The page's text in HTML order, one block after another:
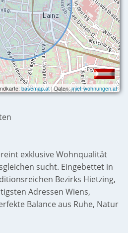
basemap.at| Daten:miet-wohnungen.at
exklusive Wohnqualität
sucht. Eingebettet in
Bezirks Hietzing,
Adressen Wiens,
Balance aus Ruhe, Natur